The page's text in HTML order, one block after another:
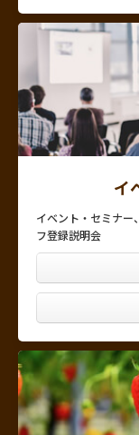
イ
イベント・セミナー
フ登録説明会